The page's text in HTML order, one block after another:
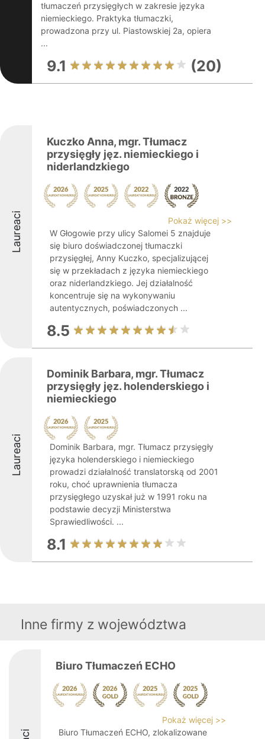
tłumaczeń przysięgłych w zakresie języka
niemieckiego. Praktyka tłumaczki,
prowadzona przy ul. Piastowskiej 2a, opiera
...
9.1 (20)
Laureaci
Kuczko Anna, mgr. Tłumacz
przysięgły jęz. niemieckiego i
niderlandzkiego
Pokaż więcej >>
W Głogowie przy ulicy Salomei 5 znajduje
się biuro doświadczonej tłumaczki
przysięgłej, Anny Kuczko, specjalizującej
się w przekładach z języka niemieckiego
oraz niderlandzkiego. Jej działalność
koncentruje się na wykonywaniu
autentycznych, poświadczonych ...
8.5
Laureaci
Dominik Barbara, mgr. Tłumacz
przysięgły jęz. holenderskiego i
niemieckiego
Dominik Barbara, mgr. Tłumacz przysięgły
języka holenderskiego i niemieckiego
prowadzi działalność translatorską od 2001
roku, choć uprawnienia tłumacza
przysięgłego uzyskał już w 1991 roku na
podstawie decyzji Ministerstwa
Sprawiedliwości. ...
8.1
Inne firmy z województwa
Biuro Tłumaczeń ECHO
Pokaż więcej >>
Biuro Tłumaczeń ECHO, zlokalizowane